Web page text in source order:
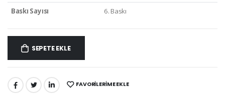
Baskı Sayısı
6. Baskı
SEPETE EKLE
PAYLAŞ: FAVORILERIME EKLE